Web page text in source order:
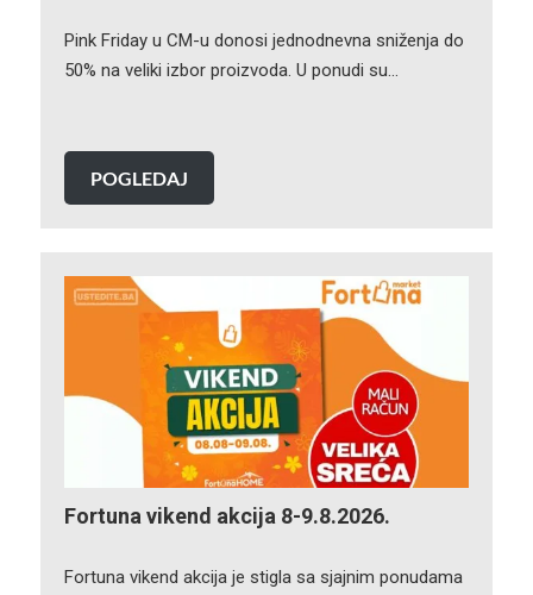
Pink Friday u CM-u donosi jednodnevna sniženja do
50% na veliki izbor proizvoda. U ponudi su…
POGLEDAJ
Fortuna vikend akcija 8-9.8.2026.
Fortuna vikend akcija je stigla sa sjajnim ponudama